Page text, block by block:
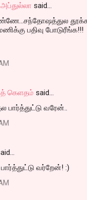
said…
பதிவு போடுரீங்க!!!
கெளதம் said…
வரேன்..
வர்றேன்! :)